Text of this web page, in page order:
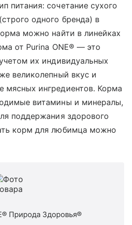
питания: сочетание сухого
одного бренда) в
можно найти в линейках
от Purina ONE® — это
их индивидуальных
великолепный вкус и
мясных ингредиентов. Корма
витамины и минералы,
поддержания здорового
корм для любимца можно
Природа Здоровья®